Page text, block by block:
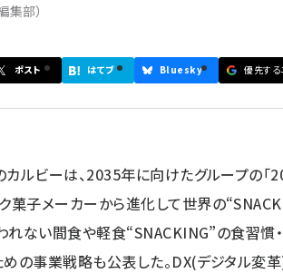
集部）
ポスト はてブ Bluesky 優先す
ルビーは、2035年に向けたグループの「
菓子メーカーから進化して世界の
れない間食や軽食“SNACKING”の食習慣
めの事業戦略も公表した。DX(デジタル変